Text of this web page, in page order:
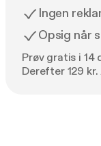
Ingen
Opsig når
Prøv gratis i 14
Derefter 129